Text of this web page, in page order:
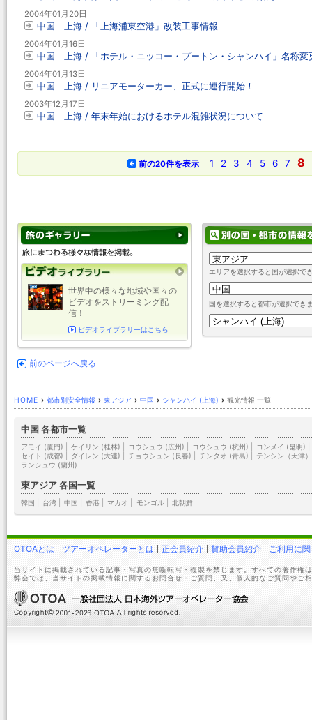
2004年01月20日
中国 上海 / 「上海浦東空港」改装工事情報
2004年01月16日
中国 上海 / 「ホテル・ニッコー・プートン・シャンハイ」名称変
2004年01月13日
中国 上海 / リニアモーターカー、正式に運行開始！
2003年12月17日
中国 上海 / 年末年始におけるホテル混雑状況について
前の20件を表示 1 2 3 4 5 6 7 8
エリアを選択すると国が選択で
国を選択すると都市が選択でき
世界中の様々な地域や国々の
ビデオをストリーミング配
信！
ビデオライブラリーはこちら
前のページへ戻る
HOME › 都市別安全情報 › 東アジア › 中国 › シャンハイ (上海) › 観光情報 一覧
中国 各都市一覧
アモイ (厦門) ケイリン (桂林) コウシュウ (広州) コウシュウ (杭州) コンメイ (昆明)
セイト (成都)
ダイレン (大連) チョウシュン (長春) チンタオ (青島)
テンシン（天津）
ランシュウ (蘭州)
東アジア 各国一覧
韓国 台湾 中国 香港 マカオ モンゴル| 北朝鮮
OTOAとは ツアーオペレーターとは 正会員紹介 賛助会員紹介 ご利用に
当サイトに掲載されている記事・写真の無断転写・複製を禁じます。すべての著作権
弊会では、当サイトの掲載情報に関するお問合せ・ご質問、又、個人的なご質問やご